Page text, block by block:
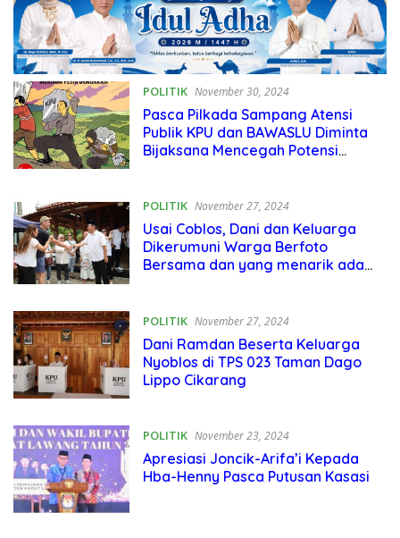
POLITIK November 30, 2024
Pasca Pilkada Sampang Atensi
Publik KPU dan BAWASLU Diminta
Bijaksana Mencegah Potensi
POLITIK November 27, 2024
Usai Coblos, Dani dan Keluarga
Dikerumuni Warga Berfoto
Bersama dan yang menarik ada
POLITIK November 27, 2024
Dani Ramdan Beserta Keluarga
Nyoblos di TPS 023 Taman Dago
Lippo Cikarang
POLITIK November 23, 2024
Apresiasi Joncik-Arifa’i Kepada
Hba-Henny Pasca Putusan Kasasi